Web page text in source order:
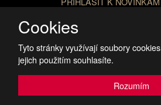
Cookies
Tyto stránky využívají soubory
jejich použitím souhlasíte.
Rozumím